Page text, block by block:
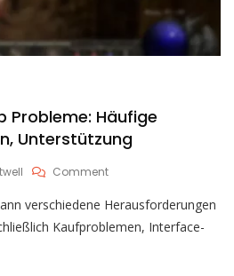
Probleme: Häufige
Unterstützung
CommentOn
Ark
Event
verschiedene Herausforderungen
Kaufproblemen, Interface-